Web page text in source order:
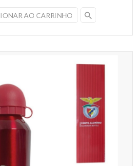
AO CARRINHO search